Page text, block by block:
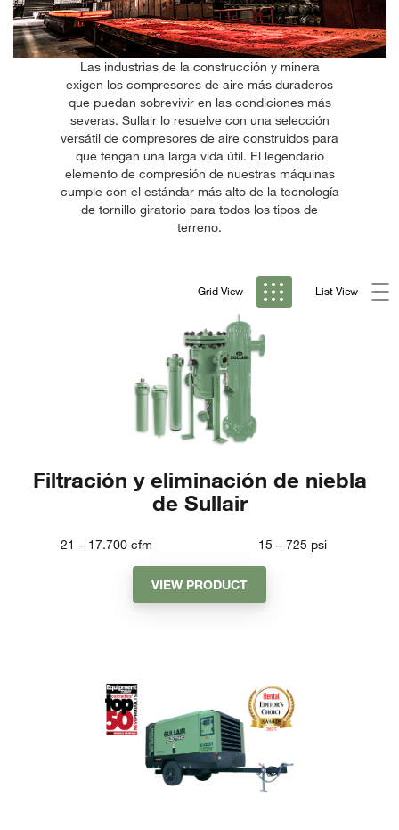
Las industrias de la construcción y minera
exigen los compresores de aire más duraderos
que puedan sobrevivir en las condiciones más
severas. Sullair lo resuelve con una selección
versátil de compresores de aire construidos para
que tengan una larga vida útil. El legendario
elemento de compresión de nuestras máquinas
cumple con el estándar más alto de la tecnología
de tornillo giratorio para todos los tipos de
terreno.
Grid View List View
Filtración y eliminación de niebla
de Sullair
21 – 17.700 cfm 15 – 725 psi
VIEW PRODUCT